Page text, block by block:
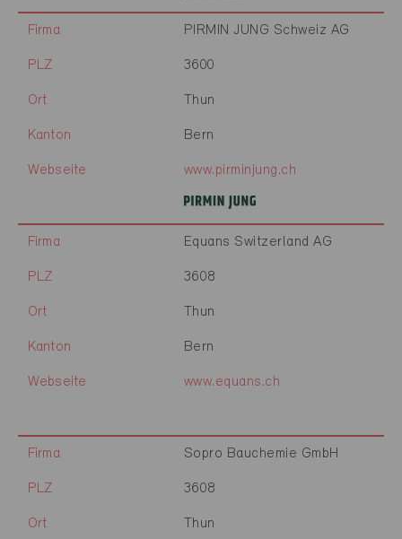
Firma PIRMIN JUNG Schweiz AG
PLZ 3600
Ort Thun
Kanton Bern
Webseite www.pirminjung.ch
Firma Equans Switzerland AG
PLZ 3608
Ort Thun
Kanton Bern
Webseite www.equans.ch
Firma Sopro Bauchemie GmbH
PLZ 3608
Ort Thun